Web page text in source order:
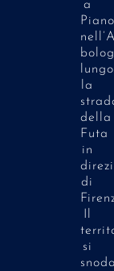
a
lungo
la
della
Futa
in
di
si
snoda